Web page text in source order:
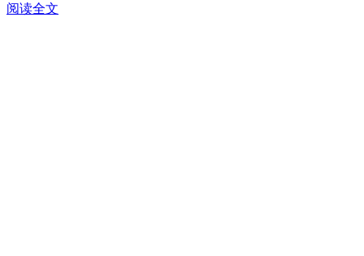
阅读全文